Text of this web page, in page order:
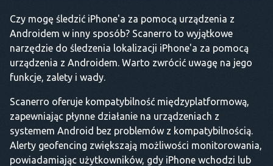
Czy mogę śledzić iPhone'a za pomocą urządzenia z
Androidem w inny sposób? Scanerro to wyjątkowe
narzędzie do śledzenia lokalizacji iPhone'a za pomocą
urządzenia z Androidem. Warto zwrócić uwagę na jego
funkcje, zalety i wady.
Scanerro oferuje kompatybilność międzyplatformową,
zapewniając płynne działanie na urządzeniach z
systemem Android bez problemów z kompatybilnością.
Alerty geofencing zwiększają możliwości monitorowania,
powiadamiając użytkowników, gdy iPhone wchodzi lub